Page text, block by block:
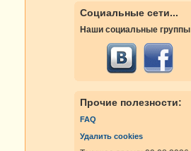
Социальные сети...
Наши социальные группы
Прочие полезности:
FAQ
Удалить cookies